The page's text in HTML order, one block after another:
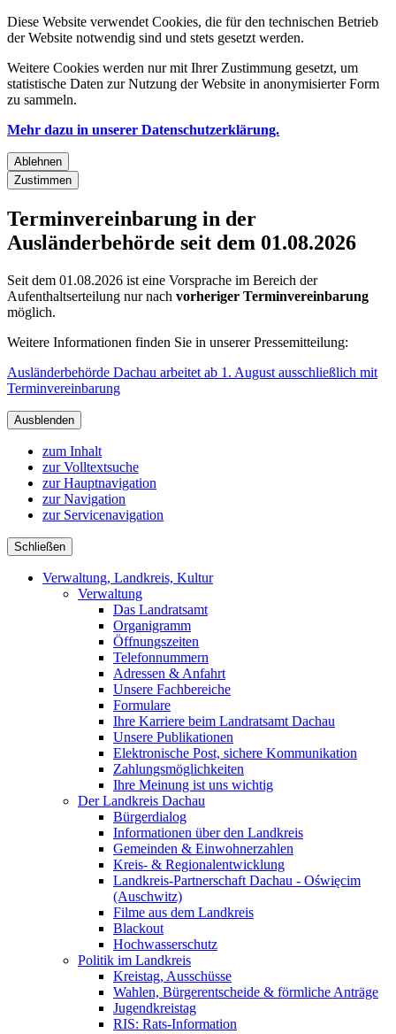
Diese Website verwendet Cookies, die für den technischen Betrieb
der Website notwendig sind und stets gesetzt werden.
Weitere Cookies werden nur mit Ihrer Zustimmung gesetzt, um
statistische Daten zur Nutzung der Website in anonymisierter Form
zu sammeln.
Mehr dazu in unserer Datenschutzerklärung.
Ablehnen
Zustimmen
Terminvereinbarung in der
Ausländerbehörde seit dem 01.08.2026
Seit dem 01.08.2026 ist eine Vorsprache im Bereich der
Aufenthaltserteilung nur nach vorheriger Terminvereinbarung
möglich.
Weitere Informationen finden Sie in unserer Pressemitteilung:
Ausländerbehörde Dachau arbeitet ab 1. August ausschließlich mit
Terminvereinbarung
Ausblenden
zum Inhalt
zur Volltextsuche
zur Hauptnavigation
zur Navigation
zur Servicenavigation
Schließen
Verwaltung, Landkreis, Kultur
Verwaltung
Das Landratsamt
Organigramm
Öffnungszeiten
Telefonnummern
Adressen & Anfahrt
Unsere Fachbereiche
Formulare
Ihre Karriere beim Landratsamt Dachau
Unsere Publikationen
Elektronische Post, sichere Kommunikation
Zahlungsmöglichkeiten
Ihre Meinung ist uns wichtig
Der Landkreis Dachau
Bürgerdialog
Informationen über den Landkreis
Gemeinden & Einwohnerzahlen
Kreis- & Regionalentwicklung
Landkreis-Partnerschaft Dachau - Oświęcim
(Auschwitz)
Filme aus dem Landkreis
Blackout
Hochwasserschutz
Politik im Landkreis
Kreistag, Ausschüsse
Wahlen, Bürgerentscheide & förmliche Anträge
Jugendkreistag
RIS: Rats-Information